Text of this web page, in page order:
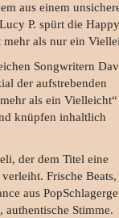
aus einem
P. spürt die
mehr als nur ein
Songwritern
der aufstrebenden
als ein Vielleicht“
knüpfen inhaltlich
der dem Titel eine
Frische Beats,
aus
authentische Stimme.